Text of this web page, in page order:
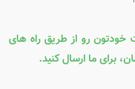
خودتون رو از طریق راه های
برای ما ارسال کنید.